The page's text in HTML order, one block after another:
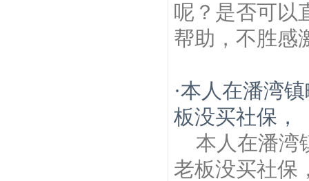
呢？是否可以
帮助，不胜感
·本人在潘湾
板没买社保，
本人在潘湾
老板没买社保